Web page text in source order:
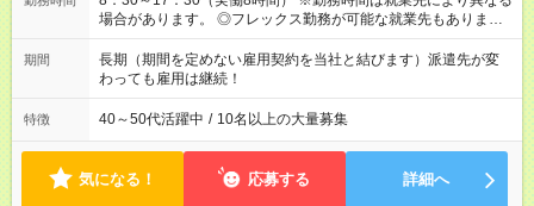
場合があります。 ◎フレックス勤務が可能な就業先もありま
す。 ◎今よりもさらに働きやすい環境をつくるべく、 働き方
改革に全社をあげて取り組んでいます。
期間
長期（期間を定めない雇用契約を当社と結びます）派遣先が変
わっても雇用は継続！
特徴 40～50代活躍中 / 10名以上の大量募集
気になる！ 応募する 詳細へ